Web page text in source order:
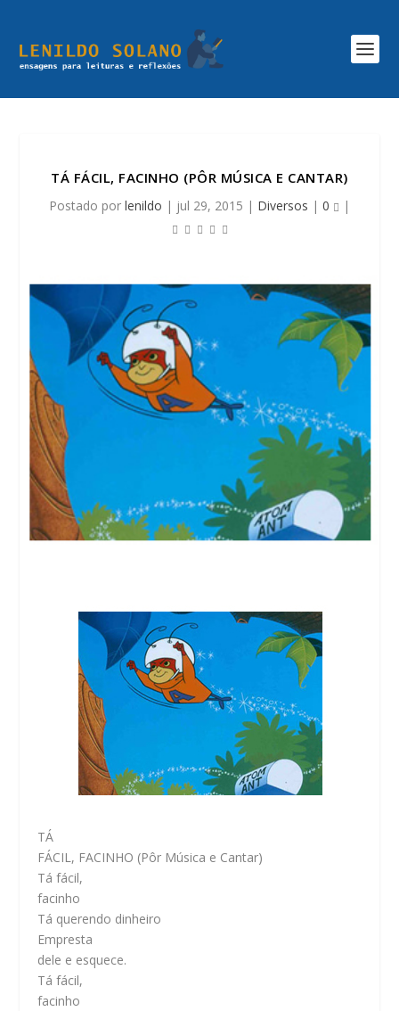
TÁ FÁCIL, FACINHO (PÔR MÚSICA E CANTAR)
Postado por lenildo | jul 29, 2015 | Diversos | 0 |
TÁ
FÁCIL, FACINHO (Pôr Música e Cantar)
Tá fácil,
facinho
Tá querendo dinheiro
Empresta
dele e esquece.
Tá fácil,
facinho